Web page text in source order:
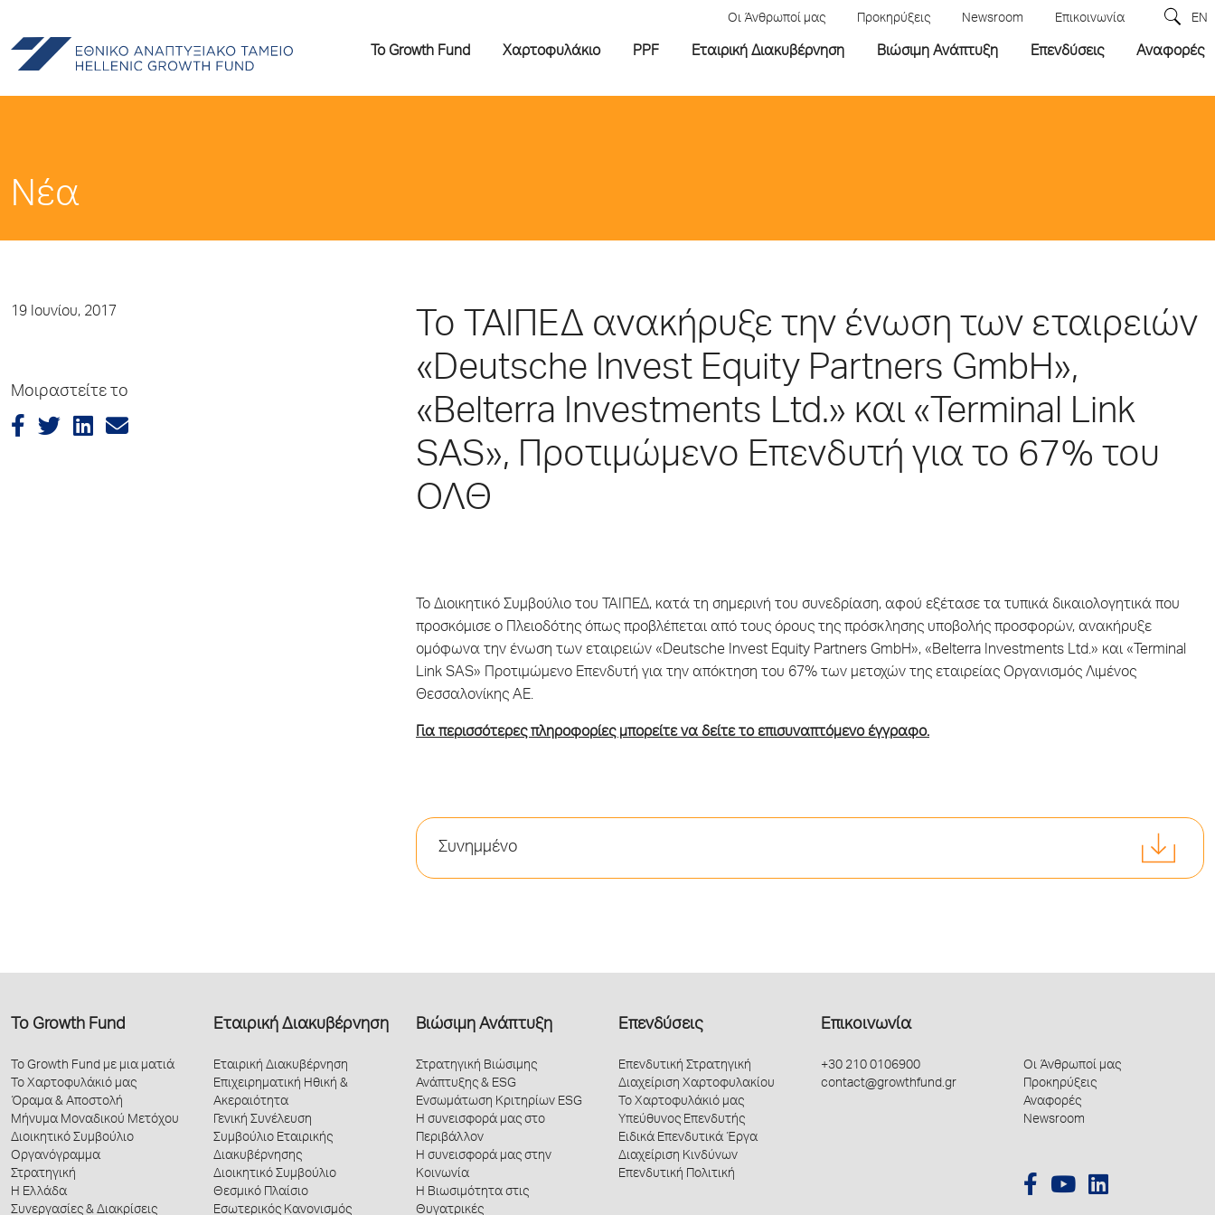
Οι Άνθρωποί μας Προκηρύξεις Newsroom Επικοινωνία EN
Το Growth Fund Χαρτοφυλάκιο PPF Εταιρική Διακυβέρνηση Βιώσιμη Ανάπτυξη Επενδύσεις Αναφορές
Νέα
19 Ιουνίου, 2017
Μοιραστείτε το
Το ΤΑΙΠΕΔ ανακήρυξε την ένωση των εταιρειών
«Deutsche Invest Equity Partners GmbH»,
«Belterra Investments Ltd.» και «Terminal Link
SAS», Προτιμώμενο Επενδυτή για το 67% του
ΟΛΘ
Το Διοικητικό Συμβούλιο του ΤΑΙΠΕΔ, κατά τη σημερινή του συνεδρίαση, αφού εξέτασε τα τυπικά δικαιολογητικά που
προσκόμισε ο Πλειοδότης όπως προβλέπεται από τους όρους της πρόσκλησης υποβολής προσφορών, ανακήρυξε
ομόφωνα την ένωση των εταιρειών «Deutsche Invest Equity Partners GmbH», «Belterra Investments Ltd.» και «Terminal
Link SAS» Προτιμώμενο Επενδυτή για την απόκτηση του 67% των μετοχών της εταιρείας Οργανισμός Λιμένος
Θεσσαλονίκης ΑΕ.
Για περισσότερες πληροφορίες μπορείτε να δείτε το επισυναπτόμενο έγγραφο.
Συνημμένο
Το Growth Fund
Το Growth Fund με μια ματιά
Το Χαρτοφυλάκιό μας
Όραμα & Αποστολή
Μήνυμα Μοναδικού Μετόχου
Διοικητικό Συμβούλιο
Οργανόγραμμα
Στρατηγική
Η Ελλάδα
Συνεργασίες & Διακρίσεις
Εταιρική Διακυβέρνηση
Εταιρική Διακυβέρνηση
Επιχειρηματική Ηθική &
Ακεραιότητα
Γενική Συνέλευση
Συμβούλιο Εταιρικής
Διακυβέρνησης
Διοικητικό Συμβούλιο
Θεσμικό Πλαίσιο
Εσωτερικός Κανονισμός
Βιώσιμη Ανάπτυξη
Στρατηγική Βιώσιμης
Ανάπτυξης & ESG
Ενσωμάτωση Κριτηρίων ESG
Η συνεισφορά μας στο
Περιβάλλον
Η συνεισφορά μας στην
Κοινωνία
Η Βιωσιμότητα στις
Θυγατρικές
Επενδύσεις
Επενδυτική Στρατηγική
Διαχείριση Χαρτοφυλακίου
Το Χαρτοφυλάκιό μας
Υπεύθυνος Επενδυτής
Ειδικά Επενδυτικά Έργα
Διαχείριση Κινδύνων
Επενδυτική Πολιτική
Επικοινωνία
+30 210 0106900
contact@growthfund.gr
Οι Άνθρωποί μας
Προκηρύξεις
Αναφορές
Newsroom